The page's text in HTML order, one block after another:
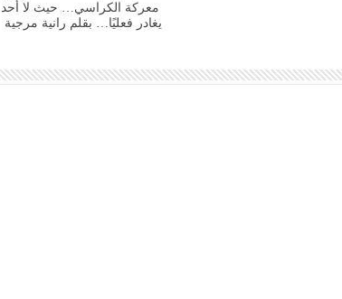
معركة الكراسي… حيث لا أحد
يغادر فعليًا… بقلم رانية مرجية